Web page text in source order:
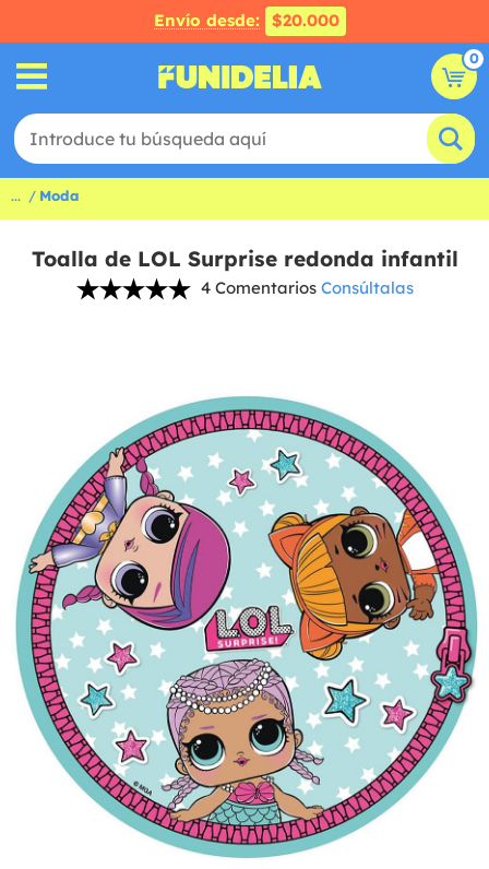
Envío desde: $20.000
0
... Moda
Toalla de LOL Surprise redonda infantil
4 Comentarios Consúltalas